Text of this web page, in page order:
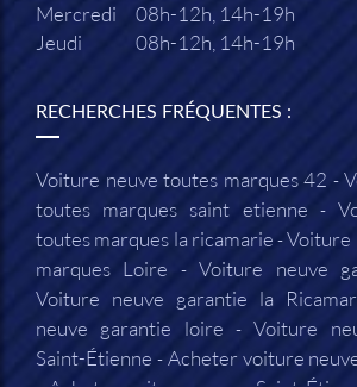
Mercredi
08h-12h, 14h-19h
Jeudi
08h-12h, 14h-19h
RECHERCHES FRÉQUENTES :
Voiture neuve toutes marques 42
toutes marques saint etienne
toutes marques la ricamarie Voiture
marques Loire
Voiture neuve
Voiture neuve garantie la
neuve garantie loire
Voiture
Saint-Étienne
Acheter voiture